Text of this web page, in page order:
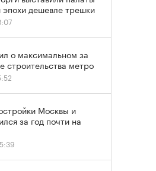
эпохи дешевле трешки
о максимальном за
строительства метро
Москвы и
за год почти на